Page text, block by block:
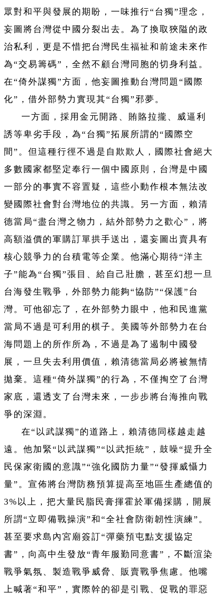
眾對和平與發展的期盼，一味推行“台獨”理念，
妄圖將台灣從中國分裂出去。為了換取狹隘的政
治私利，更是不惜把台灣民生福祉和前途未來作
為“交易籌碼”，全然不顧台灣同胞的切身利益。
在“倚外謀獨”方面，他妄圖推動台灣問題“國際
化”，借外部勢力實現其“台獨”邪夢。
一方面，採用金元開路、賄賂拉攏、威逼利
誘等卑劣手段，為“台獨”拓展所謂的“國際空
間”。但這種行徑不過是自欺欺人，國際社會絕大
多數國家都堅定奉行一個中國原則，台灣是中國
一部分的事實不容置疑，這些小動作根本無法改
變國際社會對台灣地位的共識。另一方面，賴清
德當局“盡台灣之物力，結外部勢力之歡心”，將
高額溢價的軍購訂單拱手送出，還妄圖出賣具有
核心競爭力的台積電等企業。他滿心期待“洋主
子”能為“台獨”張目、給自己壯膽，甚至幻想一旦
台海發生戰爭，外部勢力能夠“協防”“保護”台
灣。可他卻忘了，在外部勢力眼中，他和民進黨
當局不過是可利用的棋子。美國等外部勢力在台
海問題上的所作所為，不過是為了遏制中國發
展，一旦失去利用價值，賴清德當局必將被無情
拋棄。這種“倚外謀獨”的行為，不僅掏空了台灣
家底，還透支了台灣未來，一步步將台海推向戰
爭的深淵。
在“以武謀獨”的道路上，賴清德同樣越走越
遠。他加緊“以武謀獨”“以武拒統”，鼓噪“提升全
民保家衛國的意識”“強化國防力量”“發揮威懾力
量”。宣佈將台灣防務預算提高至地區生產總值的
3%以上，把大量民脂民膏揮霍於軍備採購，開展
所謂“立即備戰操演”和“全社會防衛韌性演練”。
甚至要求島內宮廟簽訂“彈藥預屯點支援協定
書”，向高中生發放“青年服勤同意書”，不斷渲染
戰爭氣氛、製造戰爭威脅、販賣戰爭焦慮。他嘴
上喊著“和平”，實際幹的卻是引戰、促戰的罪惡